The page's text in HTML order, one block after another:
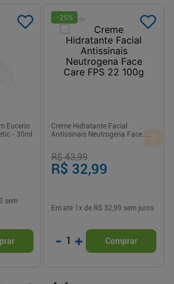
Eucerin
- 30ml
sem
Patrocinado
-25%
Creme Hidratante Facial
Antissinais Neutrogena Face
R$ 43,99
R$ 32,99
Em até 1 x de R$ 32,99 sem juros
- 1 + Comprar